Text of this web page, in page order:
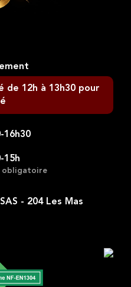
de 12h à 13h30 pour
16h30
15h
obligatoire
- 204 Les Mas